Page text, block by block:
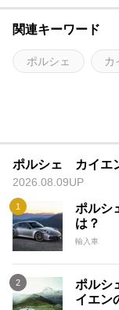
関連キーワード
ポルシェ カ
ポルシェ カイエ
2026.08.09UP
ポルシ
は？
輸入車
ポルシ
イエン